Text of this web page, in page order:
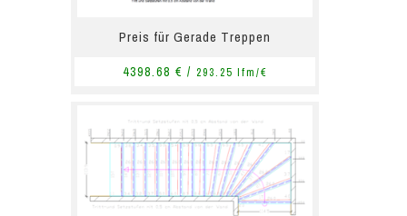
Preis für Gerade Treppen
4398.68 € / 293.25 lfm/€